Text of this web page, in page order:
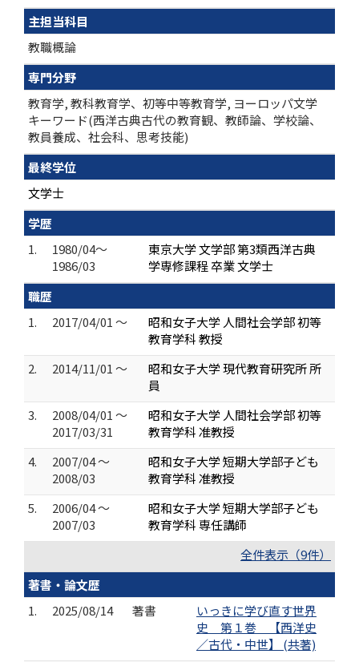
主担当科目
教職概論
専門分野
教育学, 教科教育学、初等中等教育学, ヨーロッパ文学
キーワード(西洋古典古代の教育観、教師論、学校論、
教員養成、社会科、思考技能)
最終学位
文学士
学歴
1.
1980/04～
1986/03
東京大学 文学部 第3類西洋古典
学専修課程 卒業 文学士
職歴
1.
2017/04/01 ～
昭和女子大学 人間社会学部 初等
教育学科 教授
2.
2014/11/01 ～
昭和女子大学 現代教育研究所 所
員
3.
2008/04/01 ～
2017/03/31
昭和女子大学 人間社会学部 初等
教育学科 准教授
4.
2007/04 ～
2008/03
昭和女子大学 短期大学部子ども
教育学科 准教授
5.
2006/04 ～
2007/03
昭和女子大学 短期大学部子ども
教育学科 専任講師
全件表示（9件）
著書・論文歴
1.
2025/08/14 著書
いっきに学び直す世界
史 第１巻 【西洋史
／古代・中世】 (共著)